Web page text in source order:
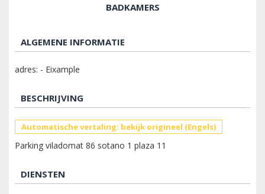
BADKAMERS
ALGEMENE INFORMATIE
adres: - Eixample
BESCHRIJVING
Automatische vertaling: bekijk origineel (Engels)
Parking viladomat 86 sotano 1 plaza 11
DIENSTEN